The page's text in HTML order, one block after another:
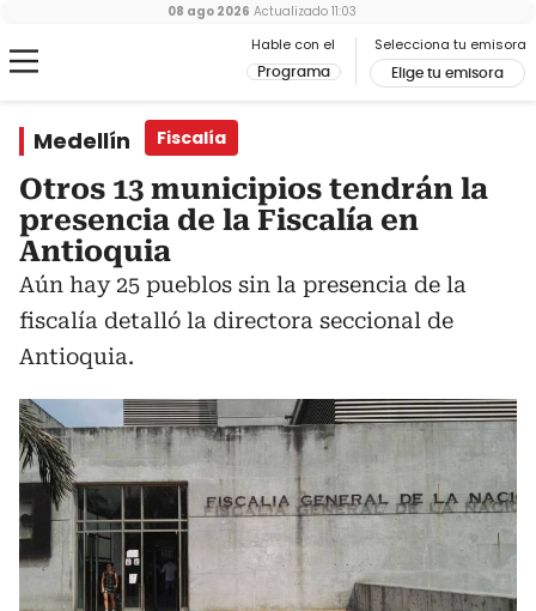
Hable con el
Programa
Selecciona tu emisora
Elige tu emisora
08 ago 2026 Actualizado 11:03
Medellín Fiscalía
Otros 13 municipios tendrán la
presencia de la Fiscalía en
Antioquia
Aún hay 25 pueblos sin la presencia de la
fiscalía detalló la directora seccional de
Antioquia.